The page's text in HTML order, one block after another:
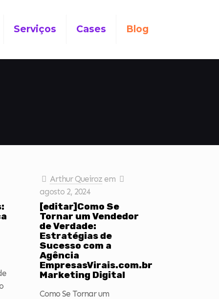
Serviços Cases Blog
Arthur Queiroz em
agosto 2, 2024
[editar]Como Se
Tornar um Vendedor
de Verdade:
Estratégias de
Sucesso com a
Agência
EmpresasVirais.com.br
Marketing Digital
Como Se Tornar um